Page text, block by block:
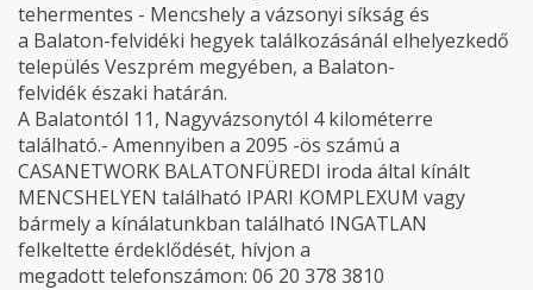
tehermentes - Mencshely a vázsonyi síkság és
a Balaton-felvidéki hegyek találkozásánál elhelyezkedő
település Veszprém megyében, a Balaton-
felvidék északi határán.
A Balatontól 11, Nagyvázsonytól 4 kilométerre
található.- Amennyiben a 2095 -ös számú a
CASANETWORK BALATONFÜREDI iroda által kínált
MENCSHELYEN található IPARI KOMPLEXUM vagy
bármely a kínálatunkban található INGATLAN
felkeltette érdeklődését, hívjon a
megadott telefonszámon: 06 20 378 3810